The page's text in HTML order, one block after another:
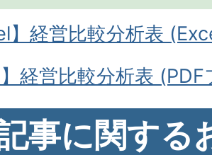
】経営比較分析表
】経営比較分析表
事に関する